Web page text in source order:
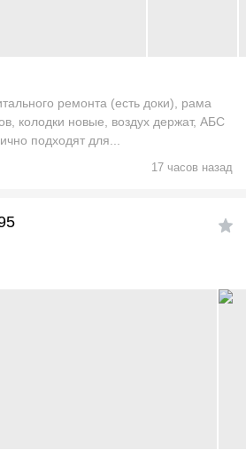
ремонта (есть доки), рама
колодки новые, воздух держат, АБС
подходят для...
17 часов назад